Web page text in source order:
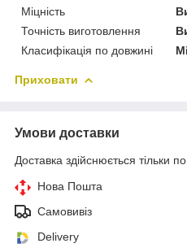
Міцність
Точність виготовлення
Класифікація по довжині
Приховати
Умови доставки
Доставка здійснюється тільки
Нова Пошта
Самовивіз
Delivery